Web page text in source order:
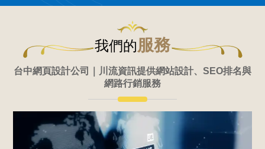
我們的服務
台中網頁設計公司｜川流資訊提供網站設計、SEO排名與
網路行銷服務